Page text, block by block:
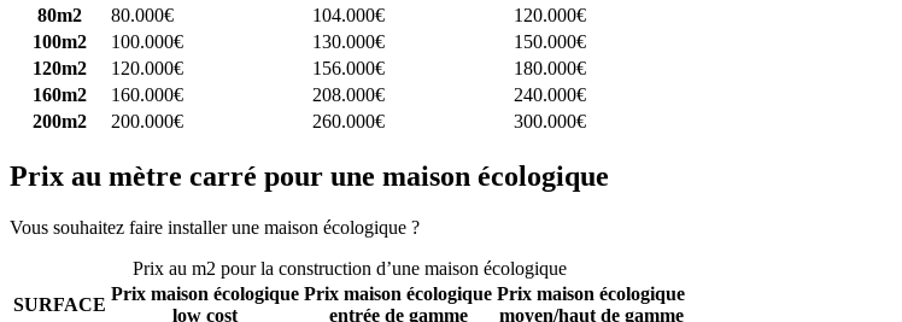
80m2
80.000€ 104.000€
120.000€
100m2
100.000€ 130.000€
150.000€
120m2
120.000€ 156.000€
180.000€
160m2
160.000€ 208.000€
240.000€
200m2
200.000€ 260.000€ 300.000€
Prix au mètre carré pour une maison écologique
Vous souhaitez faire installer une maison écologique ?
Prix au m2 pour la construction d’une maison écologique
SURFACE
Prix maison écologique
low cost
Prix maison écologique
entrée de gamme
Prix maison écologique
moyen/haut de gamme